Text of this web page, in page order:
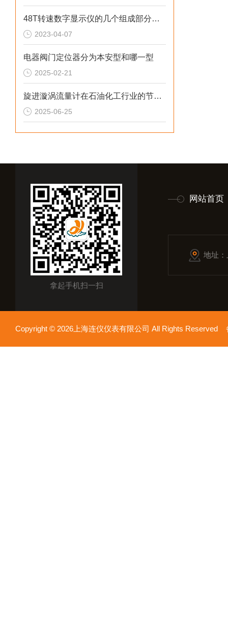
48T转速数字显示仪的几个组成部分解读
2023-04-07
电器阀门定位器分为本安型和哪一型
2025-02-21
旋进漩涡流量计在石油化工行业的节能应用案例
2025-06-25
拿起手机扫一扫
网站首页
地址
Copyright © 2026上海连仪仪表有限公司 All Rights Reserved